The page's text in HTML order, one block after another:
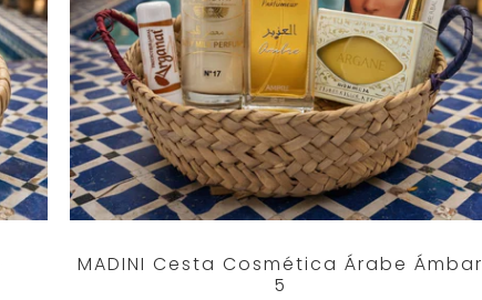
MADINI Cesta Cosmética Árabe Ámbar
5